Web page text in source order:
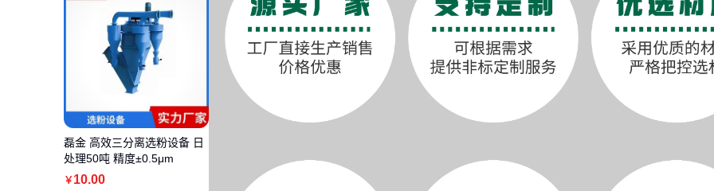
磊金 高效三分离选粉设备 日
处理50吨 精度±0.5μm
￥10.00